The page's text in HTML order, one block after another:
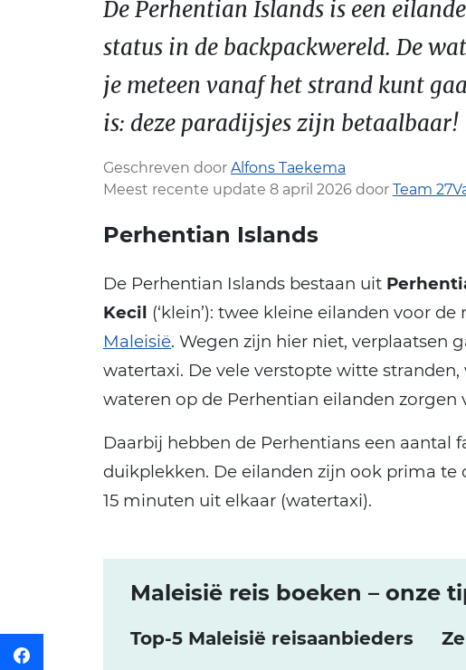
De Perhentian Islands is een
status in de backpackwereld. De
je meteen vanaf het strand kunt
is: deze paradijsjes zijn betaalbaar!
Geschreven door Alfons Taekema
Meest recente update 8 april 2026 door Team
Perhentian Islands
De Perhentian Islands bestaan uit
Kecil (‘klein’): twee kleine eilanden voor
Maleisië. Wegen zijn hier niet, verplaatsen
watertaxi. De vele verstopte witte
wateren op de Perhentian eilanden zorgen
Daarbij hebben de Perhentians een aantal
duikplekken. De eilanden zijn ook prima
15 minuten uit elkaar (watertaxi).
Maleisië reis boeken – onze
Top-5 Maleisië reisaanbieders